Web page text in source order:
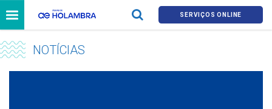
SERVIÇOS ONLINE
NOTÍCIAS